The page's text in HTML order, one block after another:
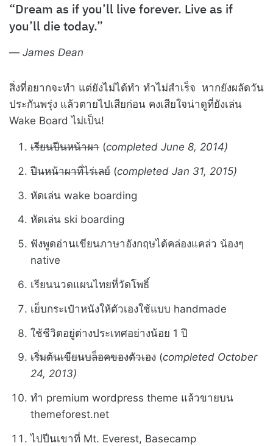
“Dream as if you’ll live forever. Live as if
you’ll die today.”
— James Dean
สิ่งที่อยากจะทำ แต่ยังไม่ได้ทำ ทำไม่สำเร็จ หากยังผลัดวัน
ประกันพรุ่ง แล้วตายไปเสียก่อน คงเสียใจน่าดูที่ยังเล่น
Wake Board ไม่เป็น!
เรียนปีนหน้าผา (completed June 8, 2014)
ปีนหน้าผาที่ไร่เลย์ (completed Jan 31, 2015)
หัดเล่น wake boarding
หัดเล่น ski boarding
ฟังพูดอ่านเขียนภาษาอังกฤษได้คล่องแคล่ว น้องๆ
native
เรียนนวดแผนไทยที่วัดโพธิ์
เย็บกระเป๋าหนังให้ตัวเองใช้แบบ handmade
ใช้ชีวิตอยู่ต่างประเทศอย่างน้อย 1 ปี
เริ่มต้นเขียนบล็อคของตัวเอง (completed October
24, 2013)
ทำ premium wordpress theme แล้วขายบน
themeforest.net
ไปปีนเขาที่ Mt. Everest, Basecamp